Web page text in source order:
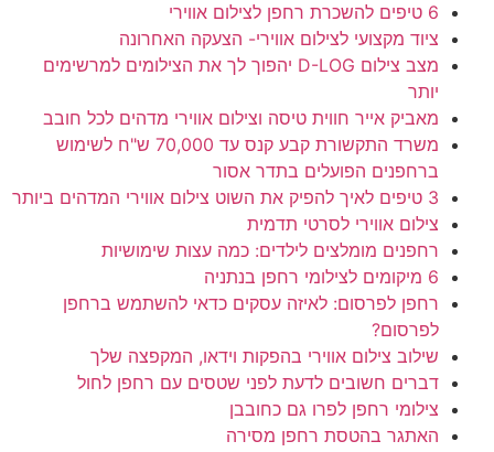
6 טיפים להשכרת רחפן לצילום אווירי
ציוד מקצועי לצילום אווירי- הצעקה האחרונה
מצב צילום D-LOG יהפוך לך את הצילומים למרשימים
יותר
מאביק אייר חווית טיסה וצילום אווירי מדהים לכל חובב
משרד התקשורת קבע קנס עד 70,000 ש"ח לשימוש
ברחפנים הפועלים בתדר אסור
3 טיפים לאיך להפיק את השוט צילום אווירי המדהים ביותר
צילום אווירי לסרטי תדמית
רחפנים מומלצים לילדים: כמה עצות שימושיות
6 מיקומים לצילומי רחפן בנתניה
רחפן לפרסום: לאיזה עסקים כדאי להשתמש ברחפן
לפרסום?
שילוב צילום אווירי בהפקות וידאו, המקפצה שלך
דברים חשובים לדעת לפני שטסים עם רחפן לחול
צילומי רחפן לפרו גם כחובבן
האתגר בהטסת רחפן מסירה